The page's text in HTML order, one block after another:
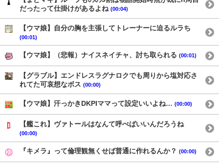
だったって仕掛けがあるよね (00:04)
【ウマ娘】自分の胸を主張してトレーナーに迫るルラち
(00:01)
【ウマ娘】（悲報）ナイスネイチャ、討ち取られる (00:01)
【グラブル】エンドレスラグナロクでも周りから塩対応さ
れてた可哀想なボス (00:00)
【ウマ娘】汗っかきDKPIママって設定いいよね… (00:00)
【艦これ】ヴァトールはなんて呼べばいいんだろうね
(00:00)
『キメラ』って倫理観無くせば普通に作れるんか？ (00:00)